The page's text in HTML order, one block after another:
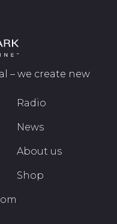
– we create new
Radio
News
About us
Shop